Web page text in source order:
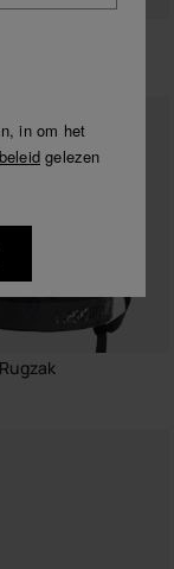
in om het
gelezen